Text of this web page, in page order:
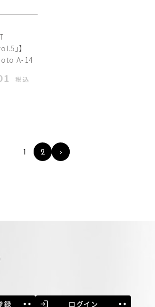
」】
A-14
税込
1 2 ›
録 ログイン